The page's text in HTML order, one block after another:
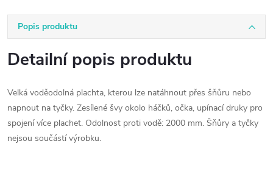
Popis produktu
Detailní popis produktu
Velká voděodolná plachta, kterou lze natáhnout přes šňůru nebo
napnout na tyčky. Zesílené švy okolo háčků, očka, upínací druky pro
spojení více plachet. Odolnost proti vodě: 2000 mm. Šňůry a tyčky
nejsou součástí výrobku.